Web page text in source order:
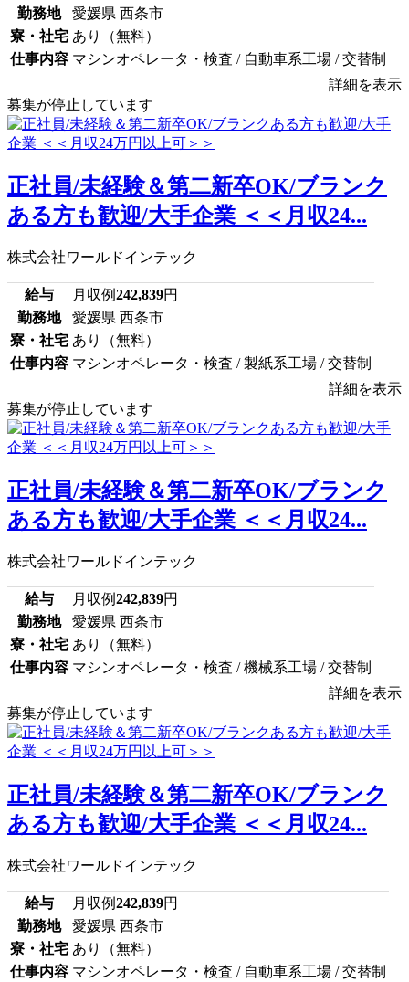
勤務地
愛媛県 西条市
寮・社宅 あり（無料）
仕事内容 マシンオペレータ・検査 / 自動車系工場 / 交替制
詳細を表示
募集が停止しています
正社員/未経験＆第二新卒OK/ブランク
ある方も歓迎/大手企業 ＜＜月収24...
株式会社ワールドインテック
給与 月収例242,839円
勤務地
愛媛県 西条市
寮・社宅 あり（無料）
仕事内容 マシンオペレータ・検査 / 製紙系工場 / 交替制
詳細を表示
募集が停止しています
正社員/未経験＆第二新卒OK/ブランク
ある方も歓迎/大手企業 ＜＜月収24...
株式会社ワールドインテック
給与 月収例242,839円
勤務地
愛媛県 西条市
寮・社宅 あり（無料）
仕事内容 マシンオペレータ・検査 / 機械系工場 / 交替制
詳細を表示
募集が停止しています
正社員/未経験＆第二新卒OK/ブランク
ある方も歓迎/大手企業 ＜＜月収24...
株式会社ワールドインテック
給与 月収例242,839円
勤務地
愛媛県 西条市
寮・社宅 あり（無料）
仕事内容 マシンオペレータ・検査 / 自動車系工場 / 交替制